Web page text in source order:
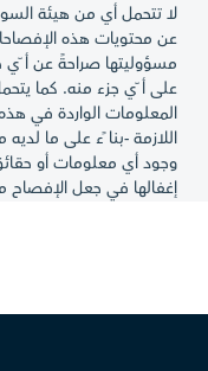
لا تتحمل أي من هيئة
عن محتويات هذه
مسؤوليتها صراحةً عن أ ّي
على أ ّي جزء منه. كما
المعلومات الواردة في
اللازمة -بنا ًء على ما
وجود أي معلومات أو
إغفالها في جعل الإفصاح